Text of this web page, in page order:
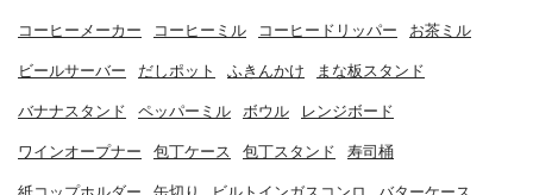
コーヒーメーカー コーヒーミル コーヒードリッパー お茶ミル
ビールサーバー だしポット ふきんかけ まな板スタンド
バナナスタンド ペッパーミル ボウル レンジボード
ワインオープナー 包丁ケース 包丁スタンド 寿司桶